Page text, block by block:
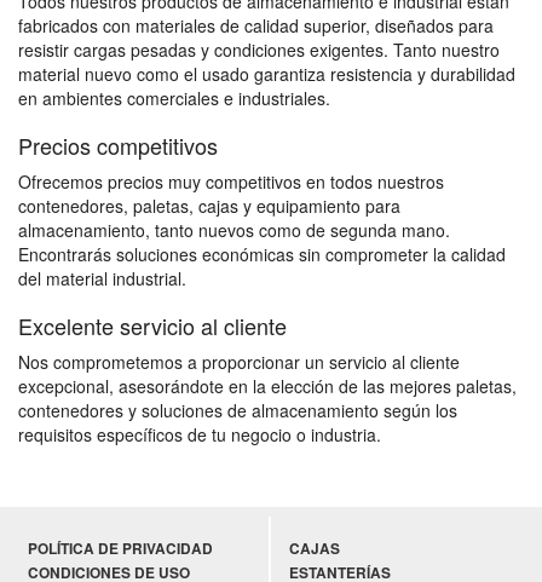
fabricados con materiales de calidad superior, diseñados para
resistir cargas pesadas y condiciones exigentes. Tanto nuestro
material nuevo como el usado garantiza resistencia y durabilidad
en ambientes comerciales e industriales.
Precios competitivos
Ofrecemos precios muy competitivos en todos nuestros
contenedores, paletas, cajas y equipamiento para
almacenamiento, tanto nuevos como de segunda mano.
Encontrarás soluciones económicas sin comprometer la calidad
del material industrial.
Excelente servicio al cliente
Nos comprometemos a proporcionar un servicio al cliente
excepcional, asesorándote en la elección de las mejores paletas,
contenedores y soluciones de almacenamiento según los
requisitos específicos de tu negocio o industria.
POLÍTICA DE PRIVACIDAD
CONDICIONES DE USO
CAJAS
ESTANTERÍAS